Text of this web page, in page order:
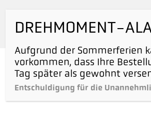
Folge uns auf
DREHMOMENT-
Aufgrund der Sommerferien
vorkommen, dass Ihre
Tag später als gewohnt
Entschuldigung für die